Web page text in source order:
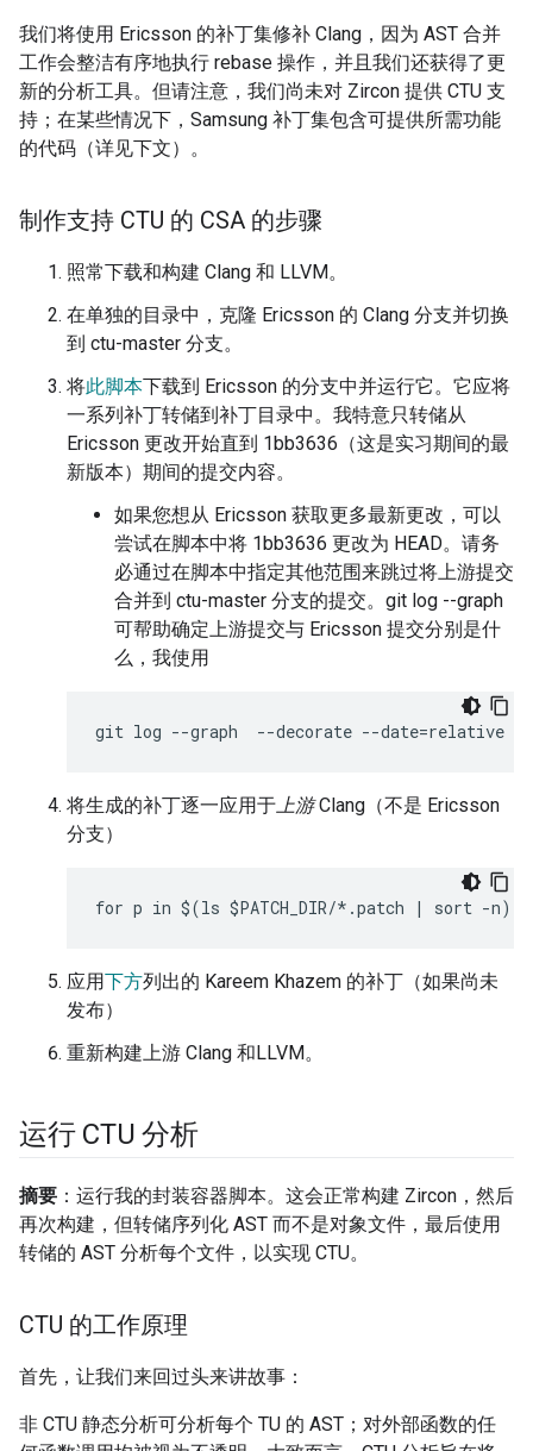
我们将使用 Ericsson 的补丁集修补 Clang，因为 AST 合并
工作会整洁有序地执行 rebase 操作，并且我们还获得了更
新的分析工具。但请注意，我们尚未对 Zircon 提供 CTU 支
持；在某些情况下，Samsung 补丁集包含可提供所需功能
的代码（详见下文）。
制作支持 CTU 的 CSA 的步骤
照常下载和构建 Clang 和 LLVM。
在单独的目录中，克隆 Ericsson 的 Clang 分支并切换
到 ctu-master 分支。
将此脚本下载到 Ericsson 的分支中并运行它。它应将
一系列补丁转储到补丁目录中。我特意只转储从
Ericsson 更改开始直到 1bb3636（这是实习期间的最
新版本）期间的提交内容。
如果您想从 Ericsson 获取更多最新更改，可以
尝试在脚本中将 1bb3636 更改为 HEAD。请务
必通过在脚本中指定其他范围来跳过将上游提交
合并到 ctu-master 分支的提交。git log --graph
可帮助确定上游提交与 Ericsson 提交分别是什
么，我使用
将生成的补丁逐一应用于上游Clang（不是 Ericsson
分支）
应用下方列出的 Kareem Khazem 的补丁（如果尚未
发布）
重新构建上游 Clang 和LLVM。
运行 CTU 分析
摘要 ：运行我的封装容器脚本。这会正常构建 Zircon，然后
再次构建，但转储序列化 AST 而不是对象文件，最后使用
转储的 AST 分析每个文件，以实现 CTU。
CTU 的工作原理
首先，让我们来回过头来讲故事：
非 CTU 静态分析可分析每个 TU 的 AST；对外部函数的任